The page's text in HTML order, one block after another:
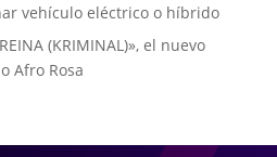
vehículo eléctrico o híbrido
(KRIMINAL)», el nuevo
Afro Rosa